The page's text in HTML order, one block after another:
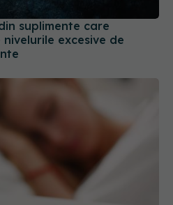
Cine nu